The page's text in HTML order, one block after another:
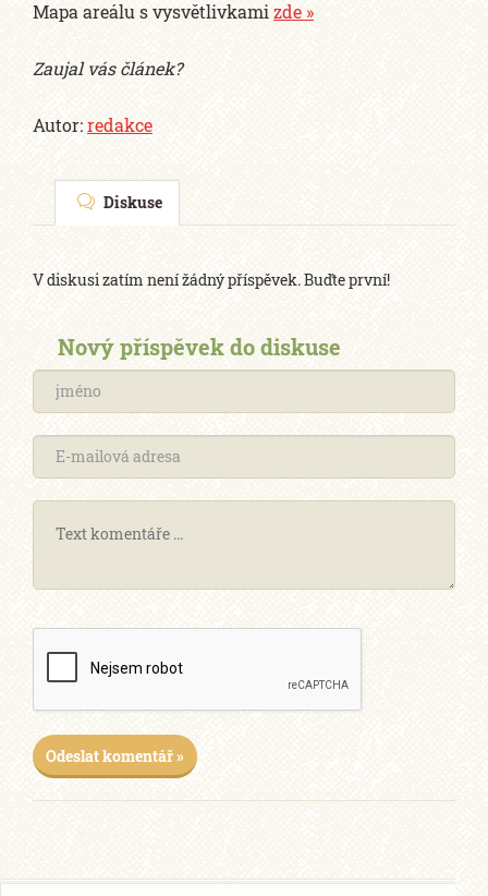
Mapa areálu s vysvětlivkami zde »
Zaujal vás článek?
Autor:redakce
Diskuse
V diskusi zatím není žádný příspěvek. Buďte první!
Nový příspěvek do diskuse
Odeslat komentář »